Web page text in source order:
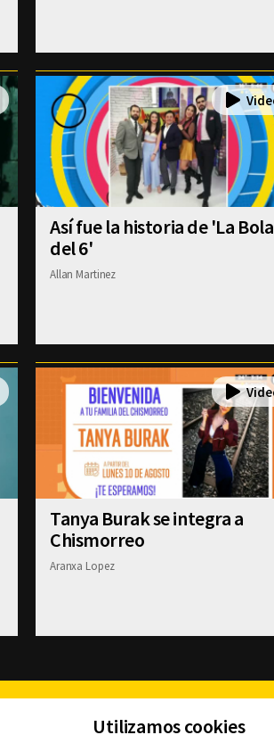
Así fue la historia de 'La Bola
del 6'
Allan Martinez
Tanya Burak se integra a
Chismorreo
Aranxa Lopez
Utilizamos cookies